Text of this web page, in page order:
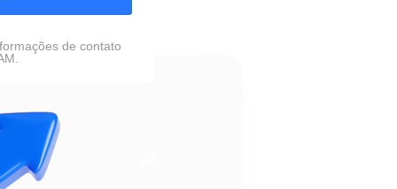
de contato